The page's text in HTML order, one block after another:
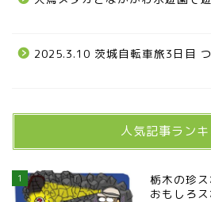
2025.3.10 茨城自転車旅3日目
人気記事ラン
1
栃木の珍
おもしろ